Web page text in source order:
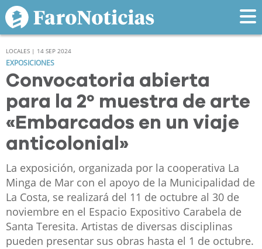
LOCALES | 14 SEP 2024
EXPOSICIONES
Convocatoria abierta
para la 2º muestra de arte
«Embarcados en un viaje
anticolonial»
La exposición, organizada por la cooperativa La
Minga de Mar con el apoyo de la Municipalidad de
La Costa, se realizará del 11 de octubre al 30 de
noviembre en el Espacio Expositivo Carabela de
Santa Teresita. Artistas de diversas disciplinas
pueden presentar sus obras hasta el 1 de octubre.